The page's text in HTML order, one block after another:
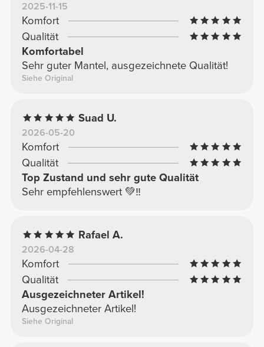
2025-11-15
Komfort
Qualität
Komfortabel
Sehr guter Mantel, ausgezeichnete Qualität!
Siehe Original
Suad U.
2026-05-20
Komfort
Qualität
Top Zustand und sehr gute Qualität
Sehr empfehlenswert 💚‼️
Rafael A.
2026-04-28
Komfort
Qualität
Ausgezeichneter Artikel!
Ausgezeichneter Artikel!
Siehe Original